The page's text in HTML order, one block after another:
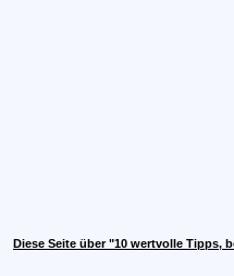
Diese Seite über "10 wertvolle Tipps,